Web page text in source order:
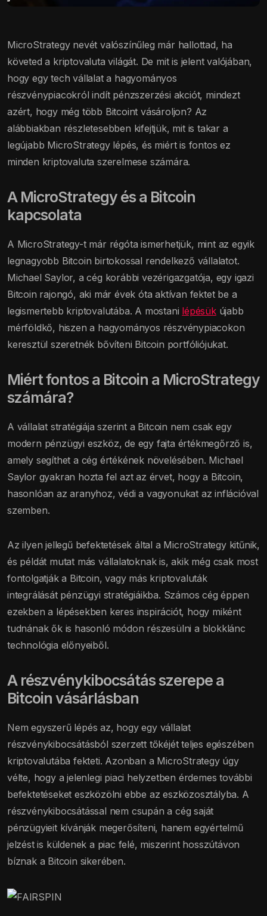
MicroStrategy nevét valószínűleg már hallottad, ha
követed a kriptovaluta világát. De mit is jelent valójában,
hogy egy tech vállalat a hagyományos
részvénypiacokról indít pénzszerzési akciót, mindezt
azért, hogy még több Bitcoint vásároljon? Az
alábbiakban részletesebben kifejtjük, mit is takar a
legújabb MicroStrategy lépés, és miért is fontos ez
minden kriptovaluta szerelmese számára.
A MicroStrategy és a Bitcoin
kapcsolata
A MicroStrategy-t már régóta ismerhetjük, mint az egyik
legnagyobb Bitcoin birtokossal rendelkező vállalatot.
Michael Saylor, a cég korábbi vezérigazgatója, egy igazi
Bitcoin rajongó, aki már évek óta aktívan fektet be a
legismertebb kriptovalutába. A mostani lépésükújabb
mérföldkő, hiszen a hagyományos részvénypiacokon
keresztül szeretnék bővíteni Bitcoin portfóliójukat.
Miért fontos a Bitcoin a MicroStrategy
számára?
A vállalat stratégiája szerint a Bitcoin nem csak egy
modern pénzügyi eszköz, de egy fajta értékmegőrző is,
amely segíthet a cég értékének növelésében. Michael
Saylor gyakran hozta fel azt az érvet, hogy a Bitcoin,
hasonlóan az aranyhoz, védi a vagyonukat az inflációval
szemben.
Az ilyen jellegű befektetések által a MicroStrategy kitűnik,
és példát mutat más vállalatoknak is, akik még csak most
fontolgatják a Bitcoin, vagy más kriptovaluták
integrálását pénzügyi stratégiáikba. Számos cég éppen
ezekben a lépésekben keres inspirációt, hogy miként
tudnának ők is hasonló módon részesülni a blokklánc
technológia előnyeiből.
A részvénykibocsátás szerepe a
Bitcoin vásárlásban
Nem egyszerű lépés az, hogy egy vállalat
részvénykibocsátásból szerzett tőkéjét teljes egészében
kriptovalutába fekteti. Azonban a MicroStrategy úgy
vélte, hogy a jelenlegi piaci helyzetben érdemes további
befektetéseket eszközölni ebbe az eszközosztályba. A
részvénykibocsátással nem csupán a cég saját
pénzügyieit kívánják megerősíteni, hanem egyértelmű
jelzést is küldenek a piac felé, miszerint hosszútávon
bíznak a Bitcoin sikerében.